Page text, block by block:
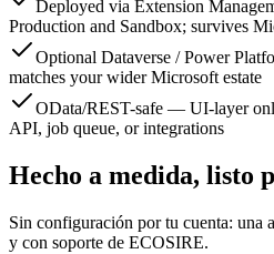
Deployed via Extension
Production and Sandbox; survives
Optional Dataverse / Power
matches your wider Microsoft estate
OData/REST-safe — UI-layer
API, job queue, or integrations
Hecho a medida, listo
Sin configuración por tu cuenta: una
y con soporte de ECOSIRE.